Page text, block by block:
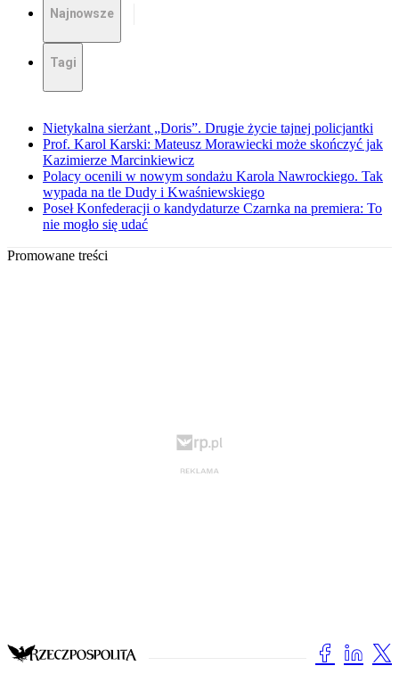
Najnowsze
Tagi
Nietykalna sierżant „Doris”. Drugie życie tajnej policjantki
Prof. Karol Karski: Mateusz Morawiecki może skończyć jak
Kazimierze Marcinkiewicz
Polacy ocenili w nowym sondażu Karola Nawrockiego. Tak
wypada na tle Dudy i Kwaśniewskiego
Poseł Konfederacji o kandydaturze Czarnka na premiera: To
nie mogło się udać
Promowane treści